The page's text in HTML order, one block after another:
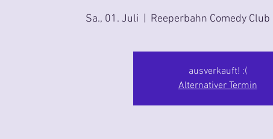
Sa., 01. Juli Reeperbahn Comedy
ausverkauft! :(
Alternativer Termin